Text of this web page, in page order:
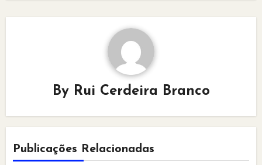
By Rui Cerdeira Branco
Publicações Relacionadas